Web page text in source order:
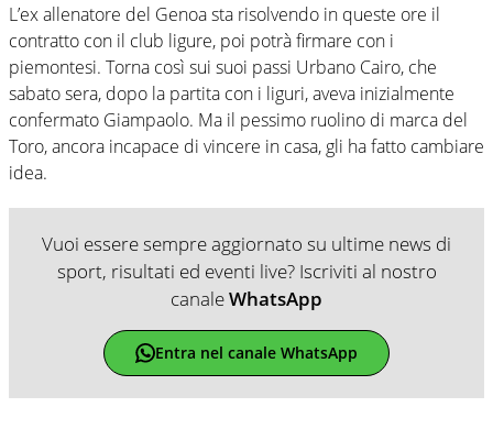
L’ex allenatore del Genoa sta risolvendo in queste ore il
contratto con il club ligure, poi potrà firmare con i
piemontesi. Torna così sui suoi passi Urbano Cairo, che
sabato sera, dopo la partita con i liguri, aveva inizialmente
confermato Giampaolo. Ma il pessimo ruolino di marca del
Toro, ancora incapace di vincere in casa, gli ha fatto cambiare
idea.
Vuoi essere sempre aggiornato su ultime news di
sport, risultati ed eventi live? Iscriviti al nostro
canaleWhatsApp
Entra nel canale WhatsApp